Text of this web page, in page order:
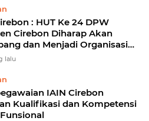
: HUT Ke 24 DPW
Cirebon Diharap Akan
dan Menjadi Organisasi
Yang Handal dan
lalu
IAIN Cirebon
Kualifikasi dan Kompetensi